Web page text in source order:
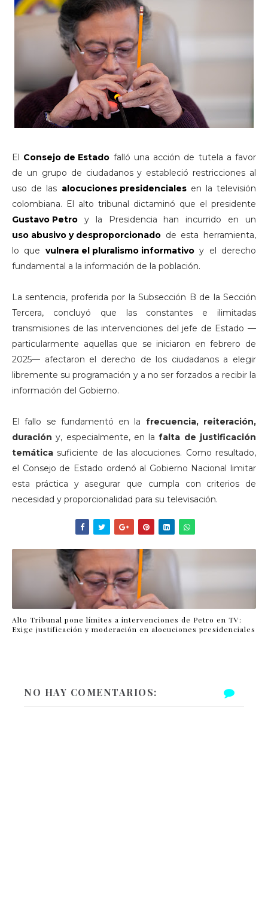
El Consejo de Estado falló una acción de tutela a favor
de un grupo de ciudadanos y estableció restricciones al
uso de las alocuciones presidencialesen la televisión
colombiana. El alto tribunal dictaminó que el presidente
Gustavo Petro y la Presidencia han incurrido en un
uso abusivo y desproporcionado de esta herramienta,
lo que vulnera el pluralismo informativoy el derecho
fundamental a la información de la población.
La sentencia, proferida por la Subsección B de la Sección
Tercera, concluyó que las constantes e ilimitadas
transmisiones de las intervenciones del jefe de Estado —
particularmente aquellas que se iniciaron en febrero de
2025— afectaron el derecho de los ciudadanos a elegir
libremente su programación y a no ser forzados a recibir la
información del Gobierno.
El fallo se fundamentó en la frecuencia, reiteración,
duración y, especialmente, en lafalta de justificación
temática suficiente de las alocuciones. Como resultado,
el Consejo de Estado ordenó al Gobierno Nacional limitar
esta práctica y asegurar que cumpla con criterios de
necesidad y proporcionalidad para su televisación.
Alto Tribunal pone límites a intervenciones de Petro en TV:
Exige justificación y moderación en alocuciones presidenciales
NO HAY COMENTARIOS: